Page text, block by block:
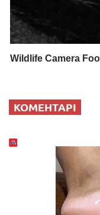
Wildlife Camera
КОМЕНТАРІ